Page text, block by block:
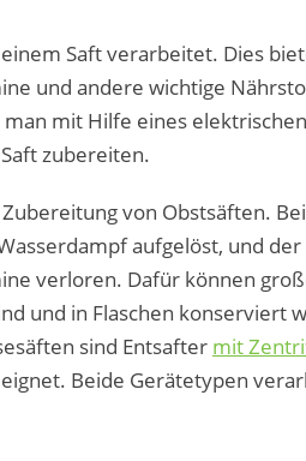
Saft verarbeitet. Dies
und andere wichtige
mit Hilfe eines elektrischen
zubereiten.
von Obstsäften.
aufgelöst, und
verloren. Dafür können
und in Flaschen konserviert
sind Entsafter mit
Beide Gerätetypen